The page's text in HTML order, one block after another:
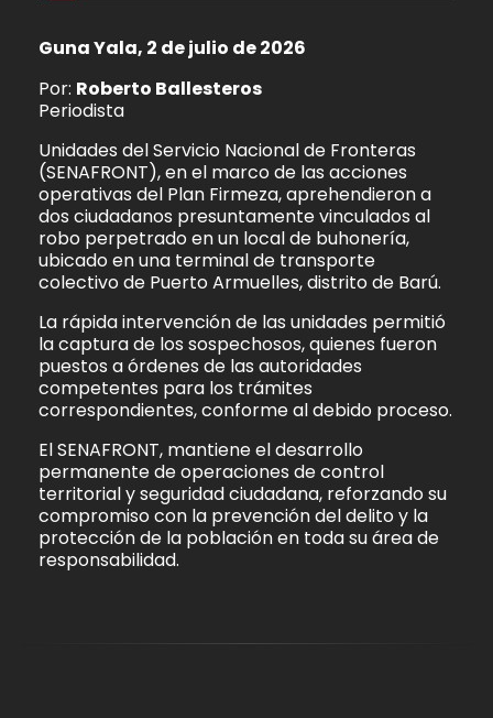
Guna Yala, 2 de julio de 2026
Por: Roberto Ballesteros
Periodista
Unidades del Servicio Nacional de Fronteras
(SENAFRONT), en el marco de las acciones
operativas del Plan Firmeza, aprehendieron a
dos ciudadanos presuntamente vinculados al
robo perpetrado en un local de buhonería,
ubicado en una terminal de transporte
colectivo de Puerto Armuelles, distrito de Barú.
La rápida intervención de las unidades permitió
la captura de los sospechosos, quienes fueron
puestos a órdenes de las autoridades
competentes para los trámites
correspondientes, conforme al debido proceso.
El SENAFRONT, mantiene el desarrollo
permanente de operaciones de control
territorial y seguridad ciudadana, reforzando su
compromiso con la prevención del delito y la
protección de la población en toda su área de
responsabilidad.